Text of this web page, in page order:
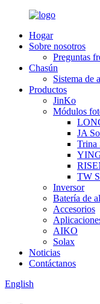
Hogar
Sobre nosotros
Preguntas
Chasún
Sistema de
Productos
JinKo
Módulos
JA
Trina
TW
Inversor
Batería de
Accesorios
AIKO
Solax
Noticias
Contáctanos
English